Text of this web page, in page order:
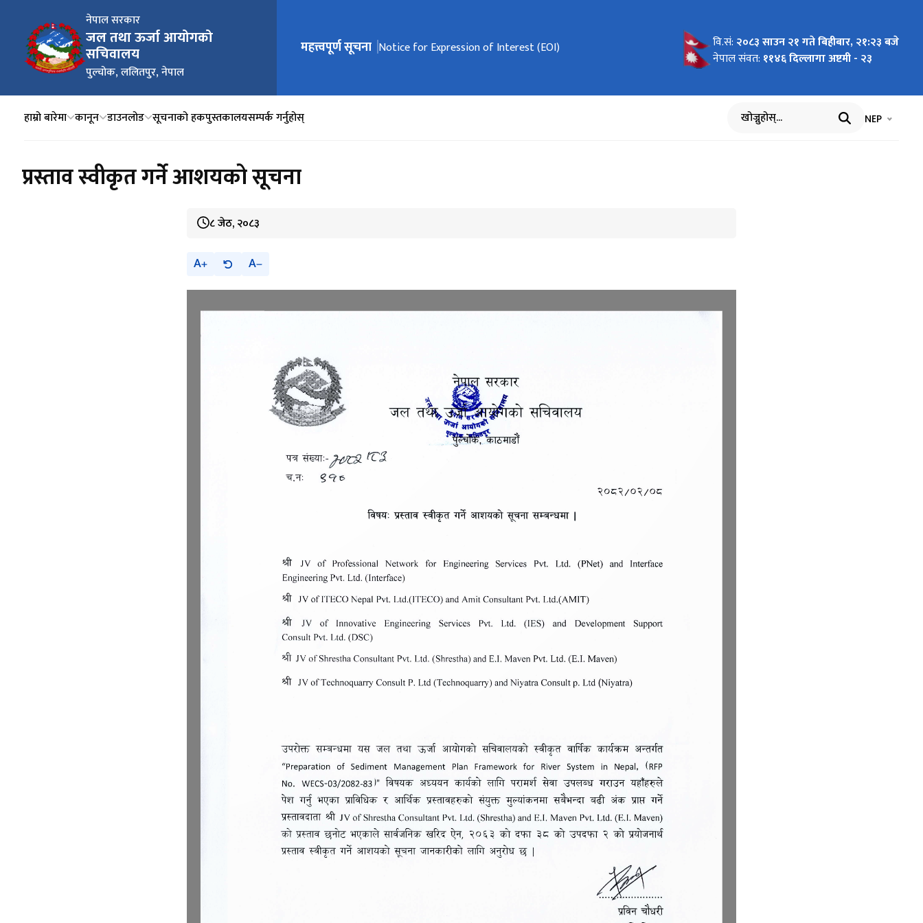
नेपाल सरकार
जल तथा ऊर्जा आयोगको
सचिवालय
पुल्चोक, ललितपुर, नेपाल
मुख्य नेभिगेसनमा जानुहोस्
महत्त्वपूर्ण सूचना Notice for Expression of Interest (EOI) वि.सं: २०८३ साउन २१ गते बिहीबार, २१:२३ बजे
नेपाल संवत: ११४६ दिल्लागा अष्टमी - २३
हाम्रो बारेमा कानून डाउनलोड सूचनाको हकपुस्तकालयसम्पर्क गर्नुहोस् खोज्नुहोस् भाषा चयन
NEP
प्रस्ताव स्वीकृत गर्ने आशयको सूचना
८ जेठ, २०८३
A A